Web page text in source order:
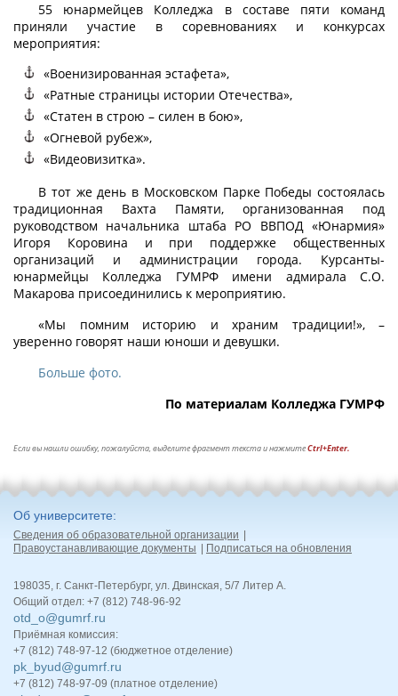
55 юнармейцев Колледжа в составе пяти команд
приняли участие в соревнованиях и конкурсах
мероприятия:
«Военизированная эстафета»,
«Ратные страницы истории Отечества»,
«Статен в строю – силен в бою»,
«Огневой рубеж»,
«Видеовизитка».
В тот же день в Московском Парке Победы состоялась
традиционная Вахта Памяти, организованная под
руководством начальника штаба РО ВВПОД «Юнармия»
Игоря Коровина и при поддержке общественных
организаций и администрации города. Курсанты-
юнармейцы Колледжа ГУМРФ имени адмирала С.О.
Макарова присоединились к мероприятию.
«Мы помним историю и храним традиции!», –
уверенно говорят наши юноши и девушки.
Больше фото.
По материалам Колледжа ГУМРФ
Если вы нашли ошибку, пожалуйста, выделите фрагмент текста и нажмитеCtrl+Enter.
Об университете
Сведения об образовательной организации
Правоустанавливающие документы
Подписаться на обновления
198035, г. Санкт-Петербург, ул. Двинская, 5/7 Литер А.
Общий отдел: +7 (812) 748-96-92
otd_o@gumrf.ru
Приёмная комиссия:
+7 (812) 748-97-12 (бюджетное отделение)
pk_byud@gumrf.ru
+7 (812) 748-97-09 (платное отделение)